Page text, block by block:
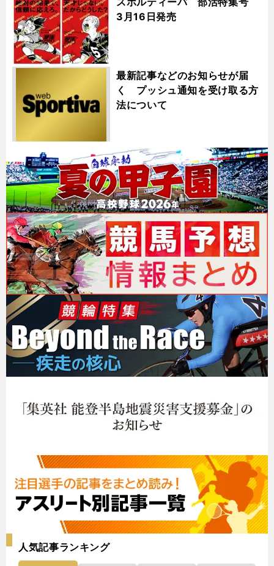
3月16日発売
最新記事などのお知らせが届
く プッシュ通知を受け取る方
法について
人気記事ランキング